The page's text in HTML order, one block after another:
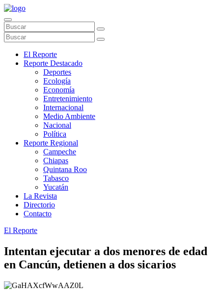
El Reporte
Reporte Destacado
Deportes
Ecología
Economía
Entretenimiento
Internacional
Medio Ambiente
Nacional
Política
Reporte Regional
Campeche
Chiapas
Quintana Roo
Tabasco
Yucatán
La Revista
Directorio
Contacto
El Reporte
Intentan ejecutar a dos menores de edad
en Cancún, detienen a dos sicarios